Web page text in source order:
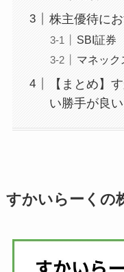
株主優待に
SBI証券
マネック
【まとめ】
い勝手が良い
すかいらーくの